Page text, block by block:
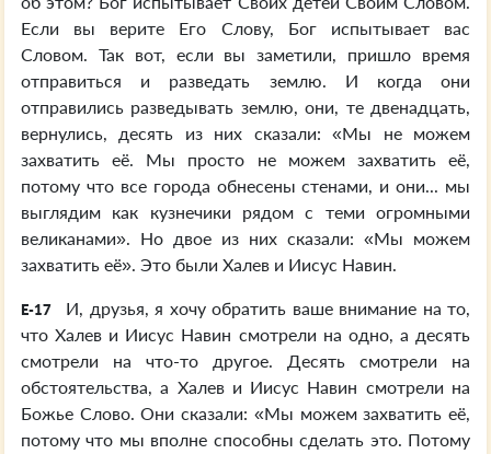
Если вы верите Его Слову, Бог испытывает вас
Словом. Так вот, если вы заметили, пришло время
отправиться и разведать землю. И когда они
отправились разведывать землю, они, те двенадцать,
вернулись, десять из них сказали: «Мы не можем
захватить её. Мы просто не можем захватить её,
потому что все города обнесены стенами, и они... мы
выглядим как кузнечики рядом с теми огромными
великанами». Но двое из них сказали: «Мы можем
захватить её». Это были Халев и Иисус Навин.
E-17
И, друзья, я хочу обратить ваше внимание на то,
что Халев и Иисус Навин смотрели на одно, а десять
смотрели на что-то другое. Десять смотрели на
обстоятельства, а Халев и Иисус Навин смотрели на
Божье Слово. Они сказали: «Мы можем захватить её,
потому что мы вполне способны сделать это. Потому